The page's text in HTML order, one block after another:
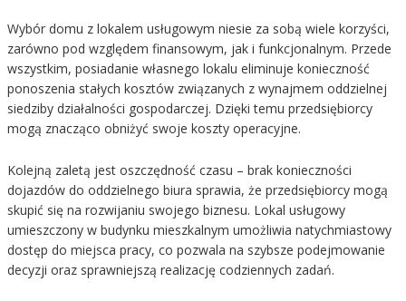
Wybór domu z lokalem usługowym niesie za sobą wiele korzyści,
zarówno pod względem finansowym, jak i funkcjonalnym. Przede
wszystkim, posiadanie własnego lokalu eliminuje konieczność
ponoszenia stałych kosztów związanych z wynajmem oddzielnej
siedziby działalności gospodarczej. Dzięki temu przedsiębiorcy
mogą znacząco obniżyć swoje koszty operacyjne.
Kolejną zaletą jest oszczędność czasu – brak konieczności
dojazdów do oddzielnego biura sprawia, że przedsiębiorcy mogą
skupić się na rozwijaniu swojego biznesu. Lokal usługowy
umieszczony w budynku mieszkalnym umożliwia natychmiastowy
dostęp do miejsca pracy, co pozwala na szybsze podejmowanie
decyzji oraz sprawniejszą realizację codziennych zadań.